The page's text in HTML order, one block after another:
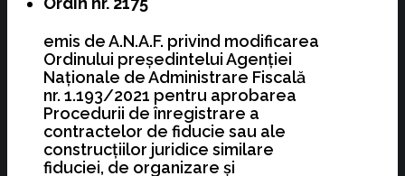
emis de A.N.A.F. privind modificarea
Ordinului preşedintelui Agenţiei
Naţionale de Administrare Fiscală
nr. 1.193/2021 pentru aprobarea
Procedurii de înregistrare a
contractelor de fiducie sau ale
construcţiilor juridice similare
fiduciei, de organizare şi